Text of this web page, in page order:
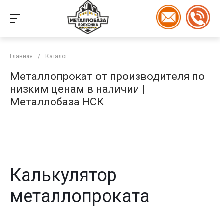
Главная / Каталог
Металлопрокат от производителя по
низким ценам в наличии |
Металлобаза НСК
Калькулятор
металлопроката